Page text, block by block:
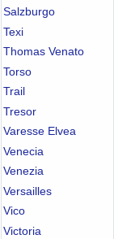
Salzburgo
Texi
Thomas Venato
Torso
Trail
Tresor
Varesse Elvea
Venecia
Venezia
Versailles
Vico
Victoria